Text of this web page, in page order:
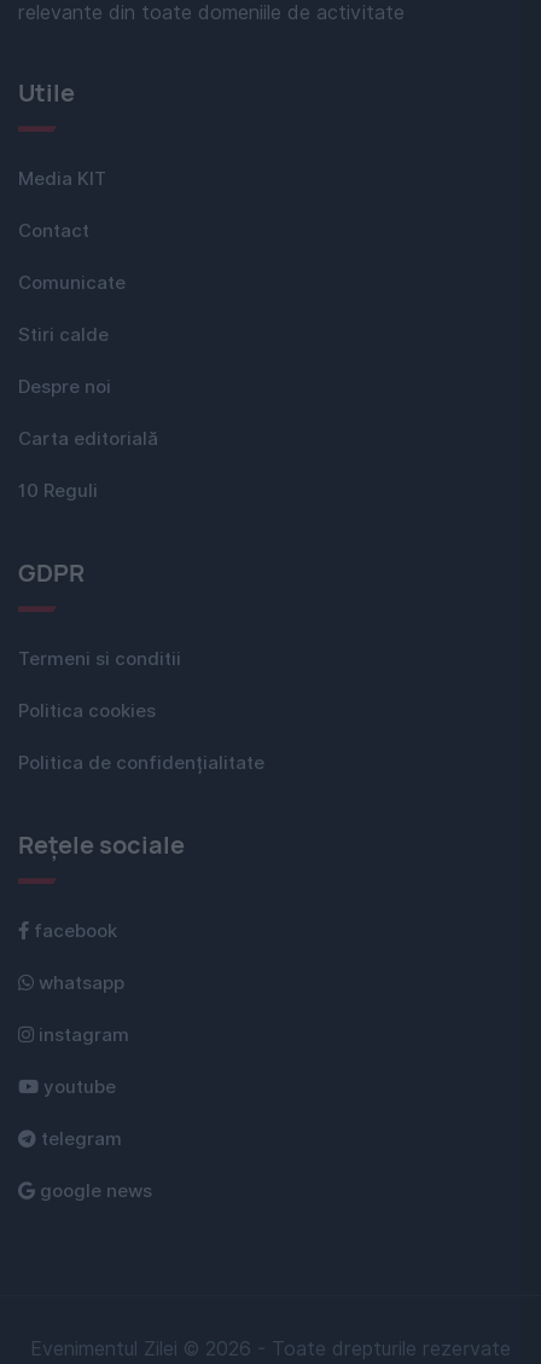
relevante din toate domeniile de activitate
Utile
Media KIT
Contact
Comunicate
Stiri calde
Despre noi
Carta editorială
10 Reguli
GDPR
Termeni si conditii
Politica cookies
Politica de confidențialitate
Rețele sociale
facebook
whatsapp
instagram
youtube
telegram
google news
Evenimentul Zilei © 2026 - Toate drepturile rezervate